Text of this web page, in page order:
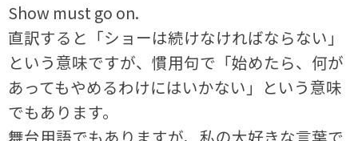
Show must go on.
直訳すると「ショーは続けなければならない」
という意味ですが、慣用句で「始めたら、何が
あってもやめるわけにはいかない」という意味
でもあります。